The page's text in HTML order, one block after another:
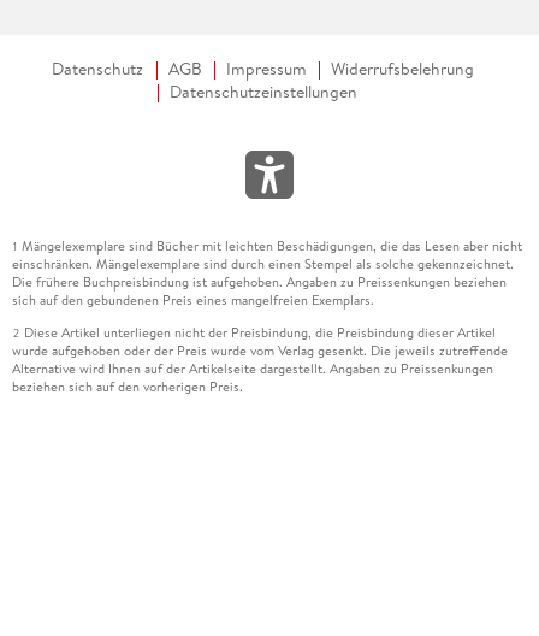
Datenschutz AGB Impressum
Widerrufsbelehrung
Datenschutzeinstellungen
1 Mängelexemplare sind Bücher mit leichten Beschädigungen, die das Lesen aber nicht
einschränken. Mängelexemplare sind durch einen Stempel als solche gekennzeichnet.
Die frühere Buchpreisbindung ist aufgehoben. Angaben zu Preissenkungen beziehen
sich auf den gebundenen Preis eines mangelfreien Exemplars.
2 Diese Artikel unterliegen nicht der Preisbindung, die Preisbindung dieser Artikel
wurde aufgehoben oder der Preis wurde vom Verlag gesenkt. Die jeweils zutreffende
Alternative wird Ihnen auf der Artikelseite dargestellt. Angaben zu Preissenkungen
beziehen sich auf den vorherigen Preis.